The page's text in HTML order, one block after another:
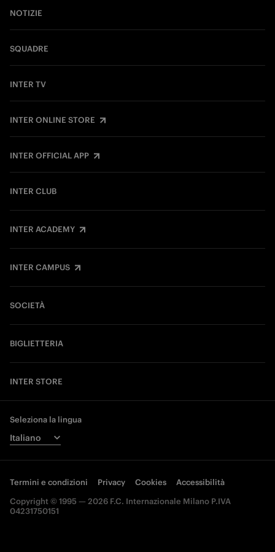
NOTIZIE
SQUADRE
INTER TV
INTER ONLINE STORE
INTER OFFICIAL APP
INTER CLUB
INTER ACADEMY
INTER CAMPUS
SOCIETÀ
BIGLIETTERIA
INTER STORE
Seleziona la lingua
Termini e condizioni Privacy Cookies
Accessibilità
Copyright © 1995 — 2026 F.C. Internazionale Milano P.IVA
04231750151